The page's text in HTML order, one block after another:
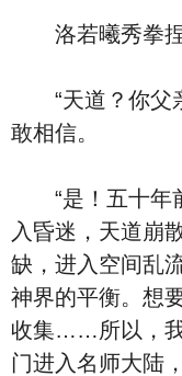
洛若曦秀拳捏
“天道？你父
敢相信。
“是！五十年
入昏迷，天道崩
缺，进入空间乱
神界的平衡。想
收集……所以，我
门进入名师大陆